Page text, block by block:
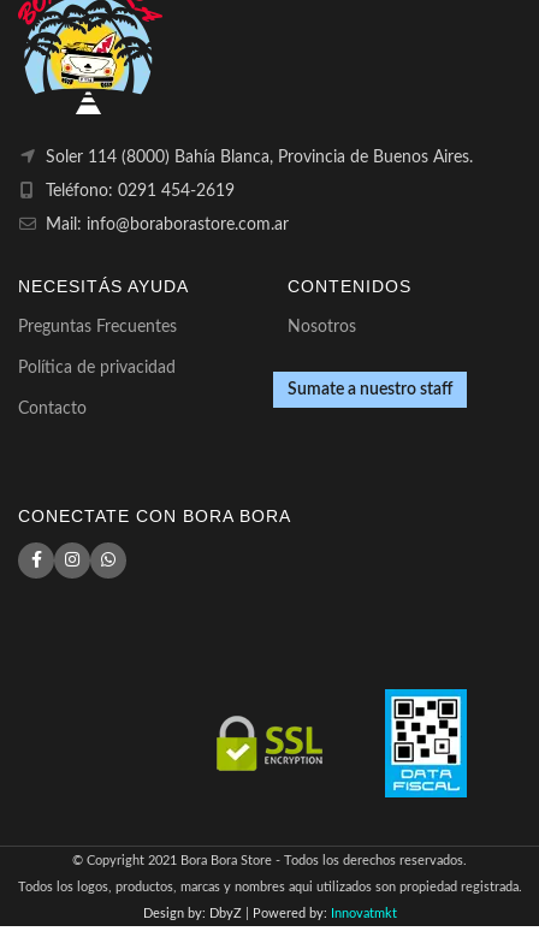
Soler 114 (8000) Bahía Blanca, Provincia de Buenos Aires.
Teléfono: 0291 454-2619
Mail: info@boraborastore.com.ar
NECESITÁS AYUDA
Preguntas Frecuentes
Política de privacidad
Contacto
CONTENIDOS
Nosotros
Sumate a nuestro staff
CONECTATE CON BORA BORA
© Copyright 2021 Bora Bora Store - Todos los derechos reservados.
Todos los logos, productos, marcas y nombres aqui utilizados son propiedad registrada.
Design by: DbyZ| Powered by: Innovatmkt